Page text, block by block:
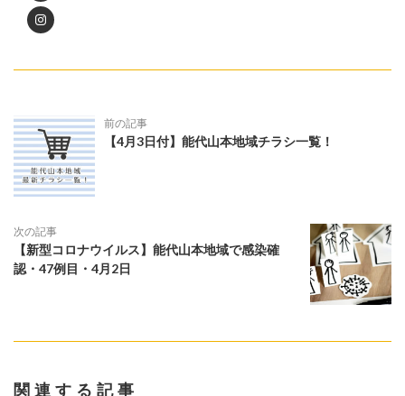
前の記事
【4月3日付】能代山本地域チラシ一覧！
次の記事
【新型コロナウイルス】能代山本地域で感染確
認・47例目・4月2日
関連する記事